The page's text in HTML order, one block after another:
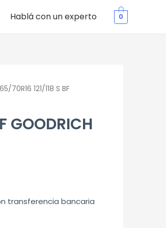
Hablá con un experto 0
70R16 121/118 S BF
GOODRICH
transferencia bancaria